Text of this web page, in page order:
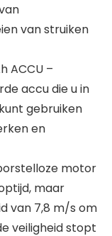
van struiken
ACCU –
accu die u in
gebruiken
en
borstelloze motor
maar
van 7,8 m/s om
veiligheid stopt